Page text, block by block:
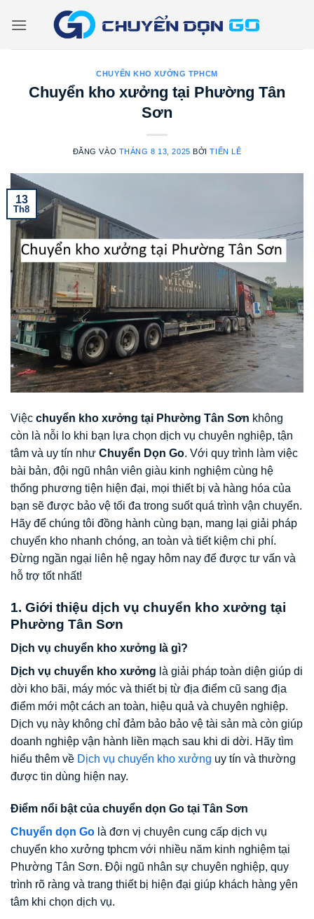
qua
CHUYỂN KHO XƯỞNG TPHCM
Chuyển kho xưởng tại Phường Tân
Sơn
ĐĂNG VÀO THÁNG 8 13, 2025 BỞITIẾN LÊ
13
Th8
Việc chuyển kho xưởng tại Phường Tân Sơn không
còn là nỗi lo khi bạn lựa chọn dịch vụ chuyên nghiệp, tận
tâm và uy tín như Chuyển Dọn Go. Với quy trình làm việc
bài bản, đội ngũ nhân viên giàu kinh nghiệm cùng hệ
thống phương tiện hiện đại, mọi thiết bị và hàng hóa của
bạn sẽ được bảo vệ tối đa trong suốt quá trình vận chuyển.
Hãy để chúng tôi đồng hành cùng bạn, mang lại giải pháp
chuyển kho nhanh chóng, an toàn và tiết kiệm chi phí.
Đừng ngần ngại liên hệ ngay hôm nay để được tư vấn và
hỗ trợ tốt nhất!
1. Giới thiệu dịch vụ chuyển kho xưởng tại
Phường Tân Sơn
Dịch vụ chuyển kho xưởng là gì?
Dịch vụ chuyển kho xưởng là giải pháp toàn diện giúp di
dời kho bãi, máy móc và thiết bị từ địa điểm cũ sang địa
điểm mới một cách an toàn, hiệu quả và chuyên nghiệp.
Dịch vụ này không chỉ đảm bảo bảo vệ tài sản mà còn giúp
doanh nghiệp vận hành liền mạch sau khi di dời. Hãy tìm
hiểu thêm về Dịch vụ chuyển kho xưởng uy tín và thường
được tin dùng hiện nay.
Điểm nổi bật của chuyển dọn Go tại Tân Sơn
Chuyển dọn Go là đơn vị chuyên cung cấp dịch vụ
chuyển kho xưởng tphcm với nhiều năm kinh nghiệm tại
Phường Tân Sơn. Đội ngũ nhân sự chuyên nghiệp, quy
trình rõ ràng và trang thiết bị hiện đại giúp khách hàng yên
tâm khi chọn dịch vụ.